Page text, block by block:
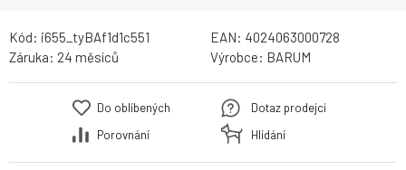
Kód: i655_tyBAf1d1c551 EAN: 4024063000728
Záruka: 24 měsíců Výrobce: BARUM
Do oblíbených
Porovnání
Dotaz prodejci
Hlídání